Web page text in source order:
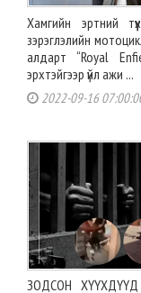
Хамгийн эртний
зэрэглэлийн
алдарт “Royal
эрхтэйгээр үйл ажи ...
2022-09-16
ЗОДСОН